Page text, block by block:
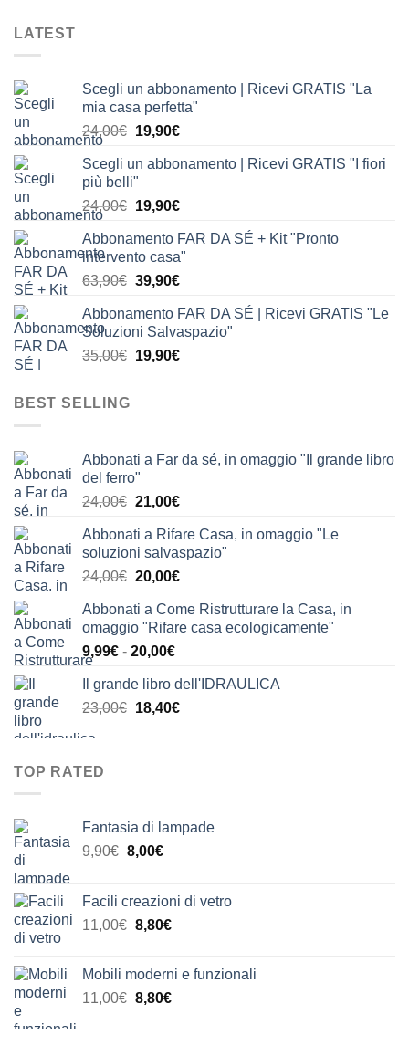
LATEST
Scegli un abbonamento | Ricevi GRATIS "La
mia casa perfetta"
24,00€ Il
originale
24,00€.
19,90€Il
attuale
19,90€.
Scegli un abbonamento | Ricevi GRATIS "I fiori
più belli"
24,00€ Il
originale
era:
24,00€.
19,90€Il
attuale
è:
19,90€.
Abbonamento FAR DA SÉ + Kit "Pronto
intervento casa"
63,90€ Il
originale
era:
63,90€.
39,90€Il
attuale
è:
39,90€.
Abbonamento FAR DA SÉ | Ricevi GRATIS "Le
Soluzioni Salvaspazio"
35,00€ Il
19,90€Il
BEST SELLING
Abbonati a Far da sé, in omaggio "Il grande libro
del ferro"
24,00€ Il
originale
era:
24,00€.
21,00€Il
attuale
è:
21,00€.
Abbonati a Rifare Casa, in omaggio "Le
soluzioni salvaspazio"
24,00€ Il
originale
era:
24,00€.
20,00€Il
attuale
è:
Abbonati a Come Ristrutturare la Casa, in
omaggio "Rifare casa ecologicamente"
9,99€ - 20,00€Fascia
prezzo:
da
Il grande libro dell'IDRAULICA
23,00€ Il
18,40€Il
TOP RATED
Fantasia di lampade
9,90€ Il
era:
9,90€.
8,00€Il
è:
8,00€.
Facili creazioni di vetro
11,00€ Il
era:
11,00€.
8,80€Il
è:
8,80€.
Mobili moderni e funzionali
11,00€ Il
8,80€Il